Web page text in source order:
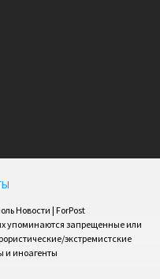
Новости | ForPost
упоминаются запрещенные или
экстремистские
и иноагенты